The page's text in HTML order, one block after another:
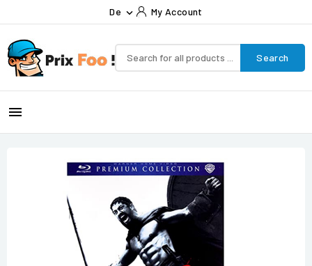
De  My Account
Search
